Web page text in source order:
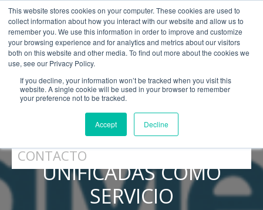
This website stores cookies on your computer. These cookies are used to
collect information about how you interact with our website and allow us to
remember you. We use this information in order to improve and customize
your browsing experience and for analytics and metrics about our visitors
both on this website and other media. To find out more about the cookies we
use, see our Privacy Policy.
If you decline, your information won’t be tracked when you visit this
website. A single cookie will be used in your browser to remember
your preference not to be tracked.
Accept Decline
CATÁLOGO
SOPORTE TÉCNICO
PORTAL PARTNERS
CONTACTO
LOGMEIN UN MODELO DE
COMUNICACIONES
UNIFICADAS COMO
SERVICIO